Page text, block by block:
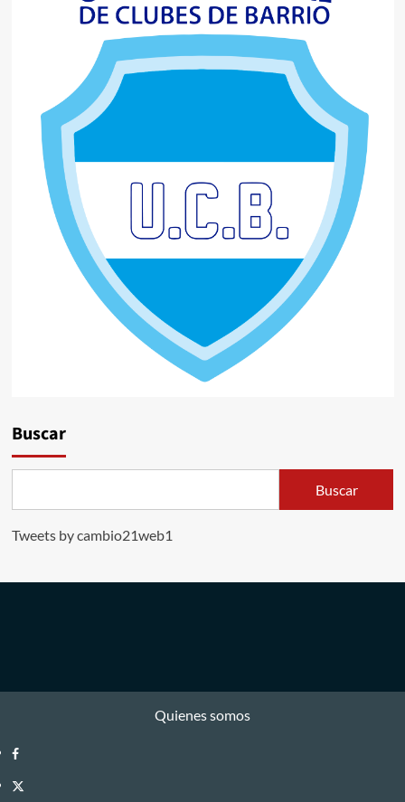
Buscar
Buscar
Tweets by cambio21web1
Quienes somos
Facebook
Twitter